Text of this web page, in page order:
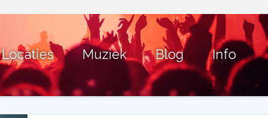
Locaties Muziek Blog Info